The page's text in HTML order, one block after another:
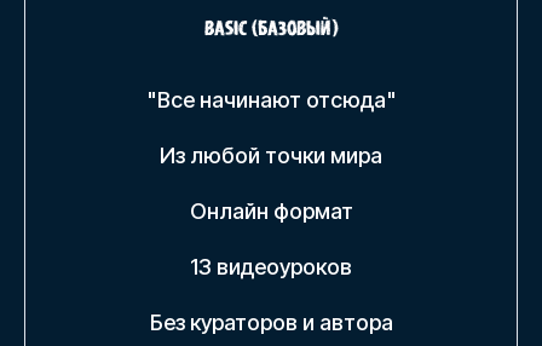
BASIC (базовый)
"Все начинают отсюда"
Из любой точки мира
Онлайн формат
13 видеоуроков
Без кураторов и автора